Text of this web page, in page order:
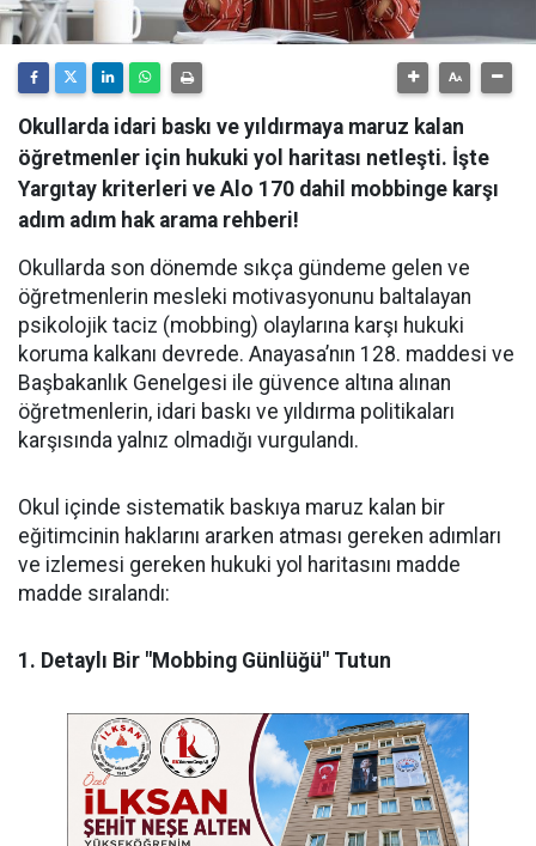
Okullarda idari baskı ve yıldırmaya maruz kalan
öğretmenler için hukuki yol haritası netleşti. İşte
Yargıtay kriterleri ve Alo 170 dahil mobbinge karşı
adım adım hak arama rehberi!
Okullarda son dönemde sıkça gündeme gelen ve
öğretmenlerin mesleki motivasyonunu baltalayan
psikolojik taciz (mobbing) olaylarına karşı hukuki
koruma kalkanı devrede. Anayasa’nın 128. maddesi ve
Başbakanlık Genelgesi ile güvence altına alınan
öğretmenlerin, idari baskı ve yıldırma politikaları
karşısında yalnız olmadığı vurgulandı.
​Okul içinde sistematik baskıya maruz kalan bir
eğitimcinin haklarını ararken atması gereken adımları
ve izlemesi gereken hukuki yol haritasını madde
madde sıralandı:
​1. Detaylı Bir "Mobbing Günlüğü" Tutun